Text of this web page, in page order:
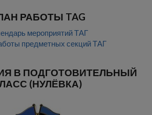
РАБОТЫ TAG
мероприятий ТАГ
предметных секций ТАГ
В ПОДГОТОВИТЕЛЬНЫЙ
(НУЛЁВКА)